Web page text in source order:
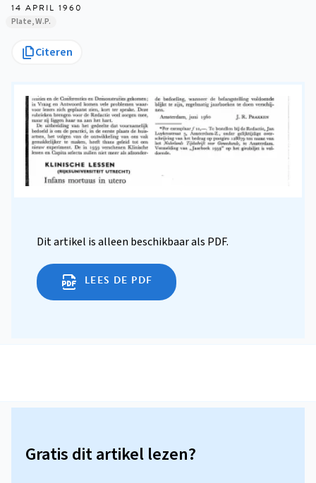
14 APRIL 1960
Plate, W.P.
Citeren
Dit artikel is alleen beschikbaar als PDF.
LEES DE PDF
Gratis dit artikel lezen?